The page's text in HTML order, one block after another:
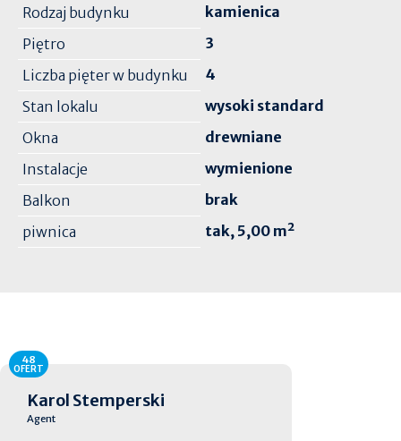
Rodzaj budynku
kamienica
Piętro
3
Liczba pięter w budynku
4
Stan lokalu
wysoki standard
Okna
drewniane
Instalacje
wymienione
Balkon
brak
piwnica
tak, 5,00 m²
Karol Stemperski
Agent
48
OFERT